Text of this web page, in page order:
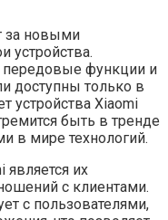
за новыми
устройства.
передовые функции и
доступны только в
устройства Xiaomi
быть в тренде
в мире технологий.
является их
с клиентами.
с пользователями,